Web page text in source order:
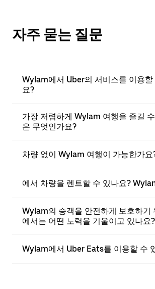
자주 묻는 질문
Wylam에서 Uber의 서비스를 이용할
요?
가장 저렴하게 Wylam 여행을 즐길
은 무엇인가요?
차량 없이 Wylam 여행이 가능한가요
에서 차량을 렌트할 수 있나요?
Wylam의 승객을 안전하게 보호하기
에서는 어떤 노력을 기울이고 있나요?
Wylam에서 Uber Eats를 이용할 수